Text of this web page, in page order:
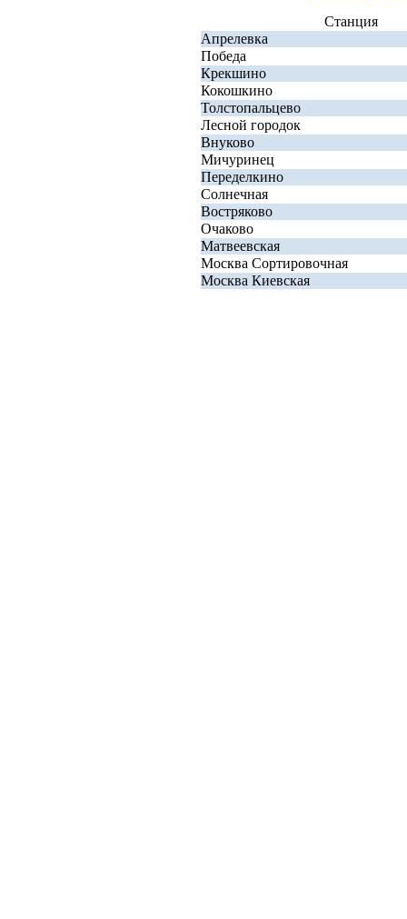
Станция
Апрелевка
Победа
Крекшино
Кокошкино
Толстопальцево
Лесной городок
Внуково
Мичуринец
Переделкино
Солнечная
Востряково
Очаково
Матвеевская
Москва Сортировочная
Москва Киевская